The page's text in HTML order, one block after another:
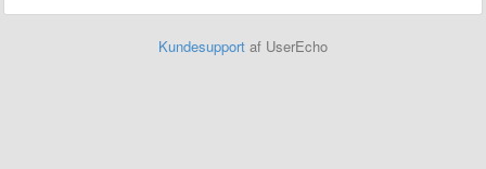
Kundesupport af UserEcho